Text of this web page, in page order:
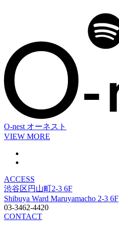
O-nest オーネスト
VIEW MORE
ACCESS
渋谷区円山町2-3 6F
Shibuya Ward Maruyamacho 2-3 6F
03-3462-4420
CONTACT